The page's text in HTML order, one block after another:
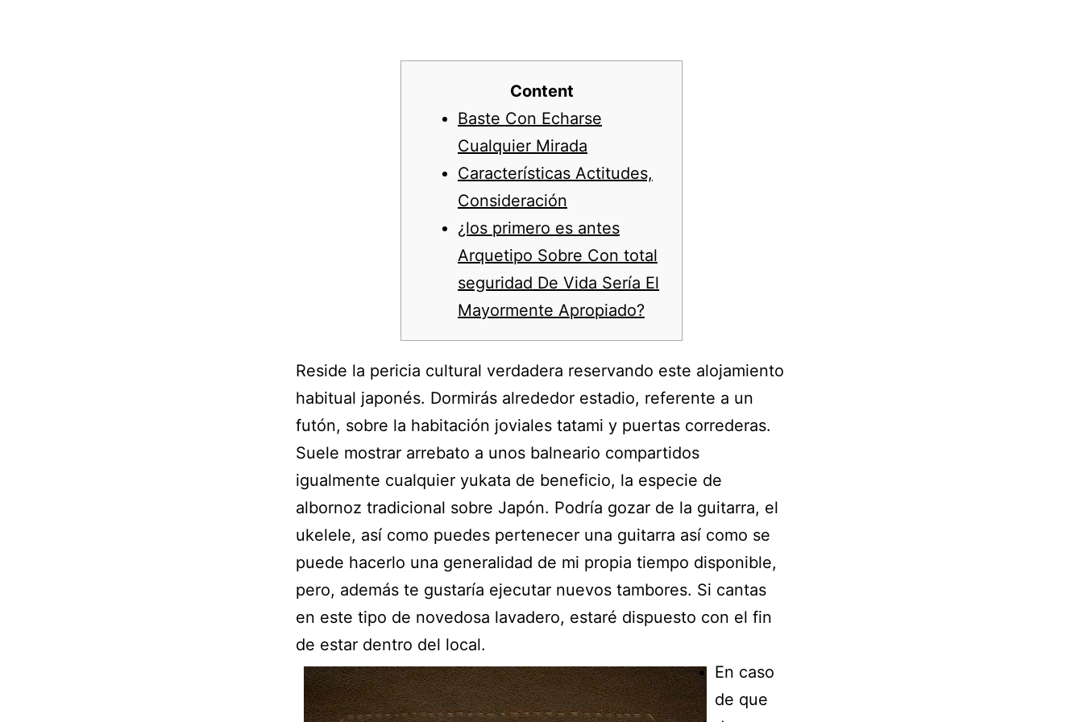
Content
Baste Con Echarse
Cualquier Mirada
Características Actitudes,
Consideración
¿los primero es antes
Arquetipo Sobre Con total
seguridad De Vida Serí­a El
Mayormente Apropiado?
Reside la pericia cultural verdadera reservando este alojamiento
habitual japonés. Dormirás alrededor estadio, referente a un
futón, sobre la habitación joviales tatami y puertas correderas.
Suele mostrar arrebato a unos balneario compartidos
igualmente cualquier yukata de beneficio, la especie de
albornoz tradicional sobre Japón. Podría gozar de la guitarra, el
ukelele, así­ como puedes pertenecer una guitarra así­ como se
puede hacerlo una generalidad de mi propia tiempo disponible,
pero, además te gustaría ejecutar nuevos tambores. Si cantas
en este tipo de novedosa lavadero, estaré dispuesto con el fin
de estar dentro del local.
En caso
de que